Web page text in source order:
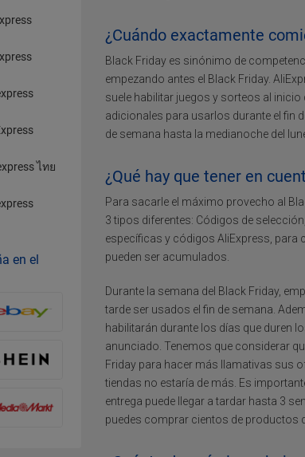
¿Cuándo exactamente
Black Friday es sinónimo de
empezando antes el Black Friday.
suele habilitar juegos y sorteos al
adicionales para usarlos durante el fin
de semana hasta la medianoche del
¿Qué hay que tener en
Para sacarle el máximo provecho al
3 tipos diferentes: Códigos de
específicas y códigos AliExpress,
pueden ser acumulados.
Durante la semana del Black Friday,
tarde ser usados el fin de semana.
habilitarán durante los días que duren
anunciado. Tenemos que considerar
Friday para hacer más llamativas sus
tiendas no estaría de más. Es
entrega puede llegar a tardar hasta 3
puedes comprar cientos de productos
ไทย
en el